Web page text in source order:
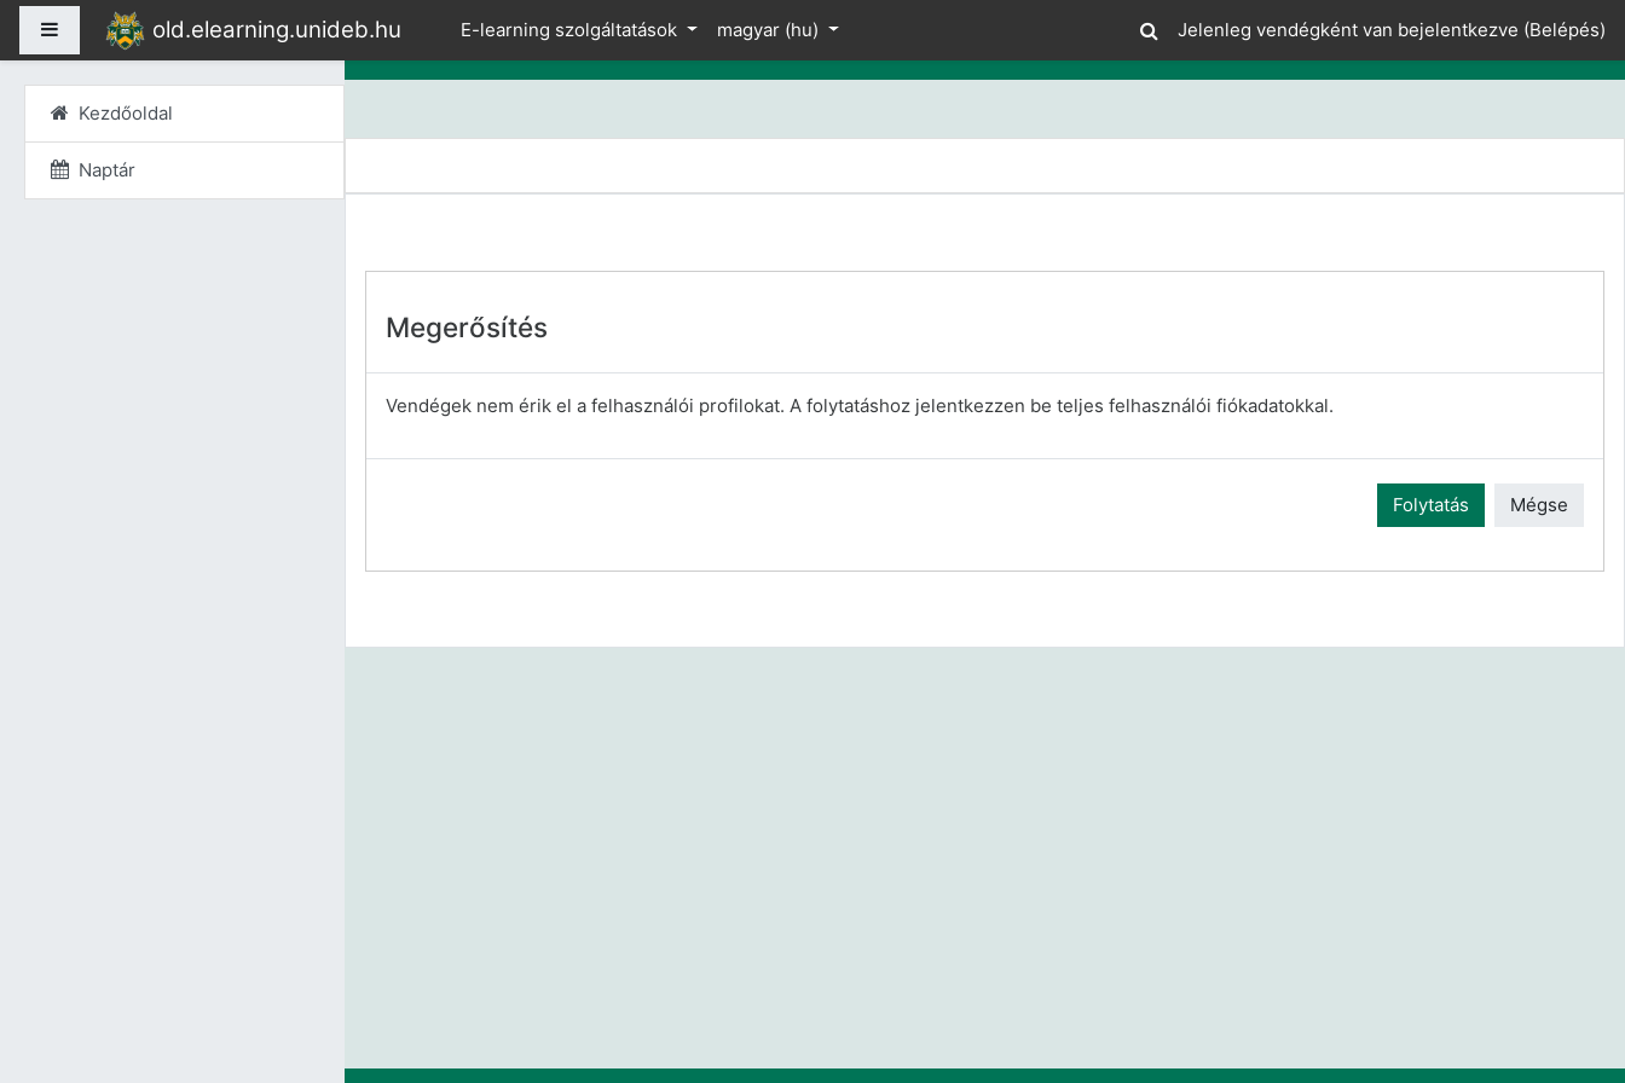
Oldalpanel old.elearning.unideb.hu E-learning szolgáltatások magyar ‎(hu)‎ Jelenleg vendégként van bejelentkezve (Belépés)
Megerősítés
Vendégek nem érik el a felhasználói profilokat. A folytatáshoz jelentkezzen be teljes felhasználói fiókadatokkal.
Folytatás Mégse
Kezdőoldal
Naptár